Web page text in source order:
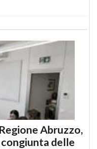
Abruzzo,
delle